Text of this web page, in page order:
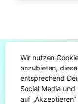
Diese
Wir nutzen
anzubieten,
entsprechend
Social Media
auf